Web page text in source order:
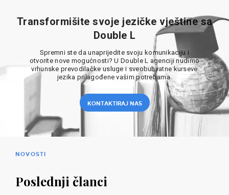
Transformišite svoje jezičke vještine sa
Double L
Spremni ste da unaprijedite svoju komunikaciju i
otvorite nove mogućnosti? U Double L agenciji nudimo
vrhunske prevodilačke usluge i sveobuhvatne kurseve
jezika prilagođene vašim potrebama.
KONTAKTIRAJ NAS
NOVOSTI
Poslednji članci